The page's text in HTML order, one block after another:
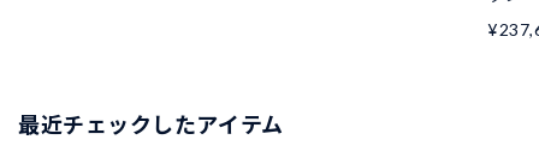
最近チェックしたアイテム